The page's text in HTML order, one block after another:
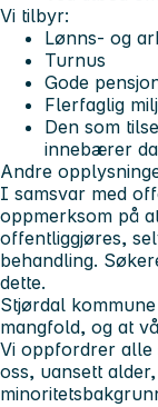
Vi tilbyr:
Lønns- og
Turnus
Gode
Flerfaglig
Den som
innebærer
Andre
I samsvar med
oppmerksom på
offentliggjøres,
behandling.
dette.
Stjørdal
mangfold, og at
Vi oppfordrer alle
oss, uansett